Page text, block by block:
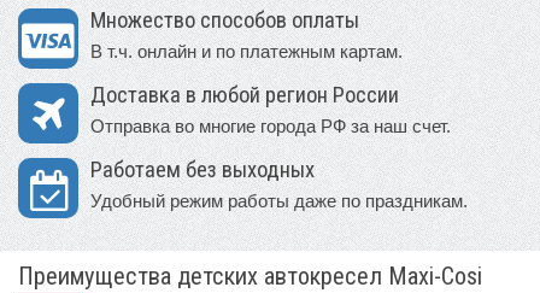
Множество способов оплаты
В т.ч. онлайн и по платежным картам.
Доставка в любой регион России
Отправка во многие города РФ за наш счет.
Работаем без выходных
Удобный режим работы даже по праздникам.
Преимущества детских автокресел Maxi-Cosi